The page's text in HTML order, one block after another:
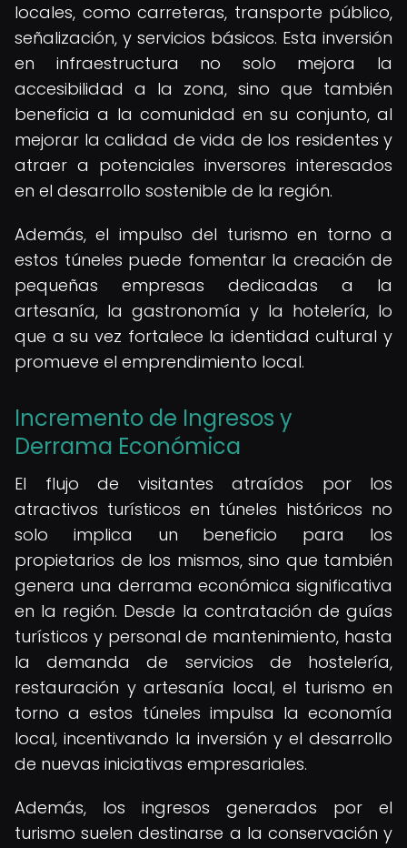
locales, como carreteras, transporte público,
señalización, y servicios básicos. Esta inversión
en infraestructura no solo mejora la
accesibilidad a la zona, sino que también
beneficia a la comunidad en su conjunto, al
mejorar la calidad de vida de los residentes y
atraer a potenciales inversores interesados
en el desarrollo sostenible de la región.
Además, el impulso del turismo en torno a
estos túneles puede fomentar la creación de
pequeñas empresas dedicadas a la
artesanía, la gastronomía y la hotelería, lo
que a su vez fortalece la identidad cultural y
promueve el emprendimiento local.
Incremento de Ingresos y
Derrama Económica
El flujo de visitantes atraídos por los
atractivos turísticos en túneles históricos no
solo implica un beneficio para los
propietarios de los mismos, sino que también
genera una derrama económica significativa
en la región. Desde la contratación de guías
turísticos y personal de mantenimiento, hasta
la demanda de servicios de hostelería,
restauración y artesanía local, el turismo en
torno a estos túneles impulsa la economía
local, incentivando la inversión y el desarrollo
de nuevas iniciativas empresariales.
Además, los ingresos generados por el
turismo suelen destinarse a la conservación y